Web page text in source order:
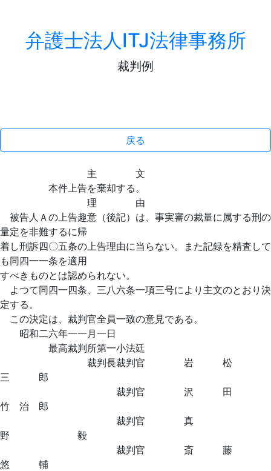
弁護士法人ITJ法律事務所
裁判例
戻る
主 文
本件上告を棄却する。
理 由
被告人Ａの上告趣意（後記）は、事実審の裁量に属する刑の
量定を非難するに帰
着し刑訴四〇五条の上告理由に当らない。また記録を精査して
も同四一一条を適用
すべきものとは認められない。
よつて同四一四条、三八六条一項三号により主文のとおり決
定する。
この決定は、裁判官全員一致の意見である。
昭和二六年一一月一日
最高裁判所第一小法廷
裁判長裁判官 岩 松
三 郎
裁判官 沢 田
竹 治 郎
裁判官 真
野 毅
裁判官 斎 藤
悠 輔